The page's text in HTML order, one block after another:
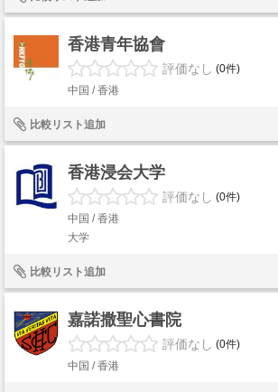
香港青年協會
評価なし (0件)
中国 / 香港
比較リスト追加
香港浸会大学
評価なし (0件)
中国 / 香港
大学
比較リスト追加
嘉諾撒聖心書院
評価なし (0件)
中国 / 香港